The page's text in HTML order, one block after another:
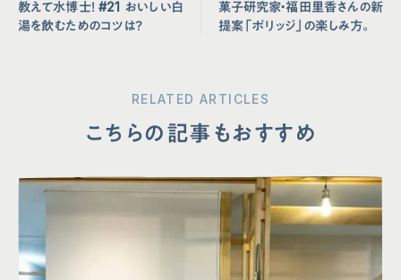
教えて水博士！ #21 おいしい白
湯を飲むためのコツは？
菓子研究家・福田里香さんの新
提案「ポリッジ」の楽しみ方。
RELATED ARTICLES
こちらの記事もおすすめ